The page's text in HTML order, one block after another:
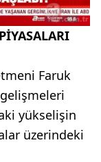
Faruk
yükselişin
üzerindeki